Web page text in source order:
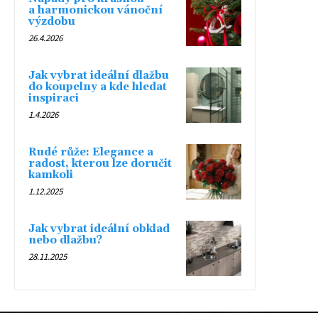
a harmonickou vánoční
výzdobu
26.4.2026
Jak vybrat ideální dlažbu
do koupelny a kde hledat
inspiraci
1.4.2026
Rudé růže: Elegance a
radost, kterou lze doručit
kamkoli
1.12.2025
Jak vybrat ideální obklad
nebo dlažbu?
28.11.2025